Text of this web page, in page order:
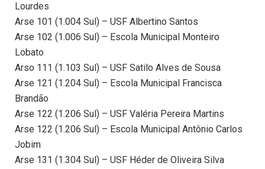
Lourdes
Arse 101 (1.004 Sul) – USF Albertino Santos
Arse 102 (1.006 Sul) – Escola Municipal Monteiro
Lobato
Arso 111 (1.103 Sul) – USF Satilo Alves de Sousa
Arse 121 (1.204 Sul) – Escola Municipal Francisca
Brandão
Arse 122 (1.206 Sul) – USF Valéria Pereira Martins
Arse 122 (1.206 Sul) – Escola Municipal Antônio Carlos
Jobim
Arse 131 (1.304 Sul) – USF Héder de Oliveira Silva